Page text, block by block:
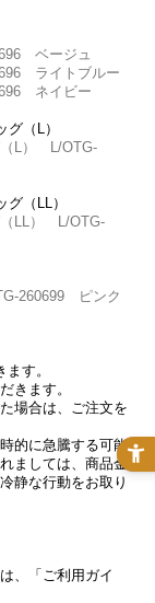
ベージュ
ライトブルー
ネイビー
（L）
（L） L/OTG-
（LL）
（LL） L/OTG-
260699 ピンク
す。
きます。
場合は、ご注文を
的に急騰する可能
ましては、商品金
静な行動をお取り
、「ご利用ガイ